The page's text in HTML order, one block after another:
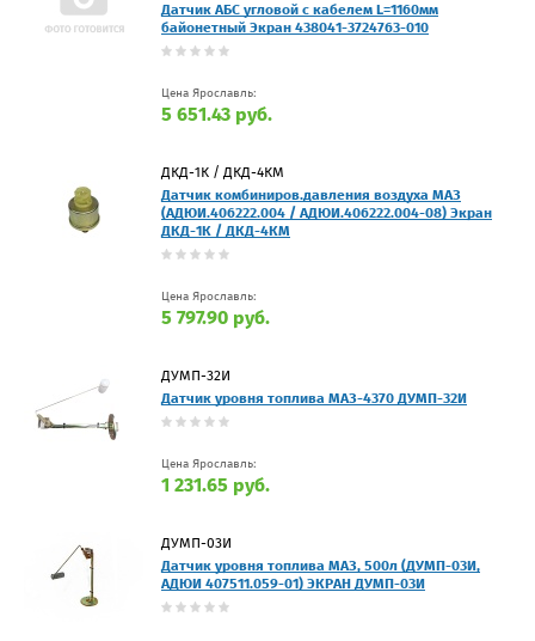
Датчик АБС угловой с кабелем L=1160мм
байонетный Экран 438041-3724763-010
Цена Ярославль:
5 651.43 руб.
ДКД-1К / ДКД-4КМ
Датчик комбиниров.давления воздуха МАЗ
(АДЮИ.406222.004 / АДЮИ.406222.004-08) Экран
ДКД-1К / ДКД-4КМ
Цена Ярославль:
5 797.90 руб.
ДУМП-32И
Датчик уровня топлива МАЗ-4370 ДУМП-32И
Цена Ярославль:
1 231.65 руб.
ДУМП-03И
Датчик уровня топлива МАЗ, 500л (ДУМП-03И,
АДЮИ 407511.059-01) ЭКРАН ДУМП-03И